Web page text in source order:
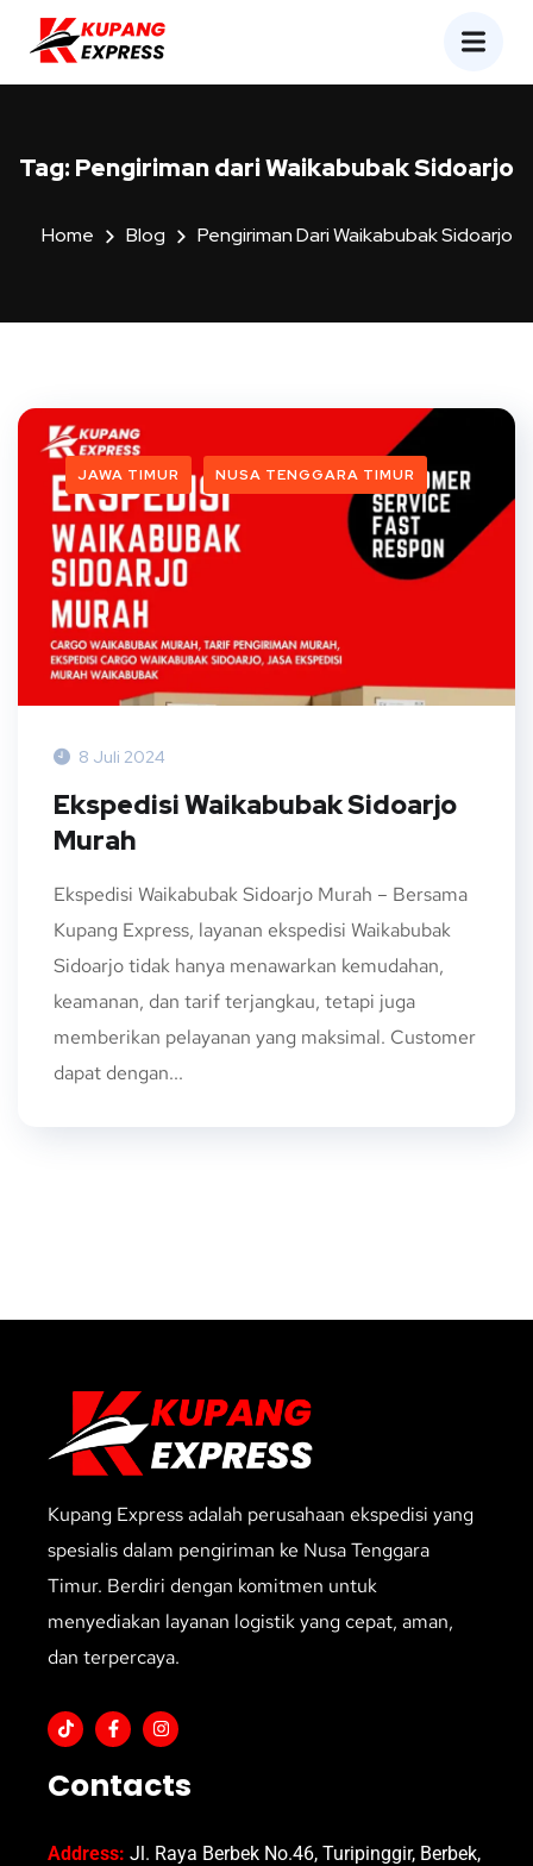
Tag: Pengiriman dari Waikabubak Sidoarjo
Home Blog Pengiriman Dari Waikabubak Sidoarjo
JAWA TIMUR NUSA TENGGARA TIMUR
8 Juli 2024
Ekspedisi Waikabubak Sidoarjo
Murah
Ekspedisi Waikabubak Sidoarjo Murah – Bersama
Kupang Express, layanan ekspedisi Waikabubak
Sidoarjo tidak hanya menawarkan kemudahan,
keamanan, dan tarif terjangkau, tetapi juga
memberikan pelayanan yang maksimal. Customer
dapat dengan...
Kupang Express adalah perusahaan ekspedisi yang
spesialis dalam pengiriman ke Nusa Tenggara
Timur. Berdiri dengan komitmen untuk
menyediakan layanan logistik yang cepat, aman,
dan terpercaya.
Contacts
Address: Jl. Raya Berbek No.46, Turipinggir, Berbek,